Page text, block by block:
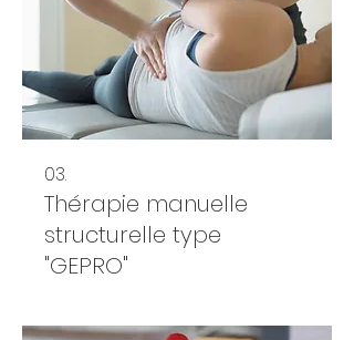
03.
Thérapie manuelle
structurelle type
"GEPRO"